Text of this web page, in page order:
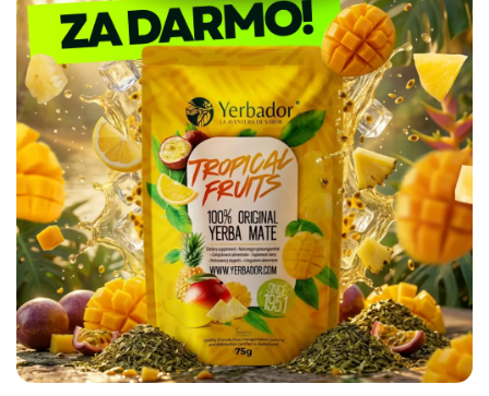
⭐Jak przygotować Yerbe w 4 prostych krokach?
✔️Krok 1: Wypełnij naczynie
Yerbador Mate to produkt natury uprawiany w regionie Rio
Grande do Sul i spełniający najsurowsze normy czystości
sanitarnej. Nasz surowiec badany jest pod kątem czystości
biochemicznej, a produkty takie jak naczynia ceramiczne
Matero by Yerbador Proeko 2.0 szkliwione są w Europie bez
kadmu, ołowiu i molibdenu, dając najwyższą możliwą w
Europie jakość, a także bezpieczeństwo stosowania.